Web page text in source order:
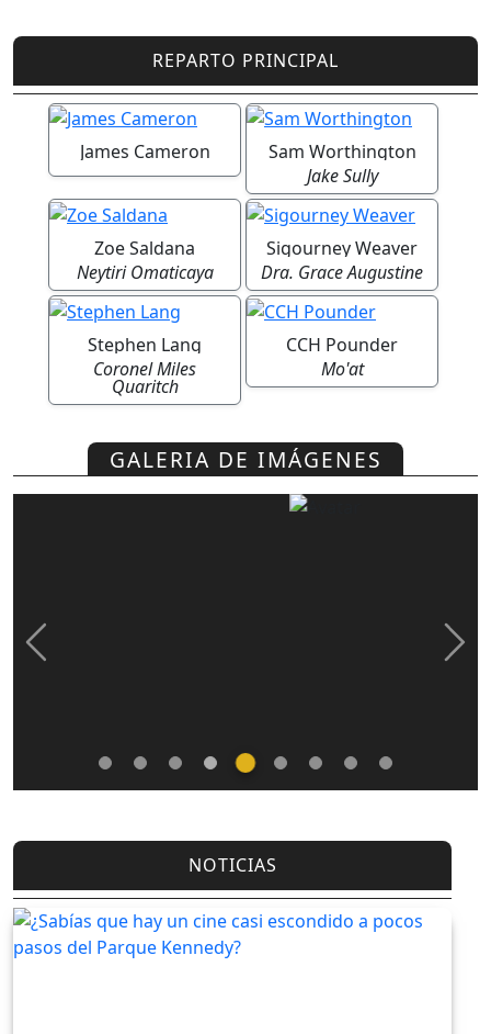
REPARTO PRINCIPAL
James Cameron
Sam Worthington
Jake Sully
Zoe Saldana
Neytiri Omaticaya
Sigourney Weaver
Dra. Grace Augustine
Stephen Lang
Coronel Miles
Quaritch
CCH Pounder
Mo'at
GALERIA DE IMÁGENES
Previous Next
NOTICIAS